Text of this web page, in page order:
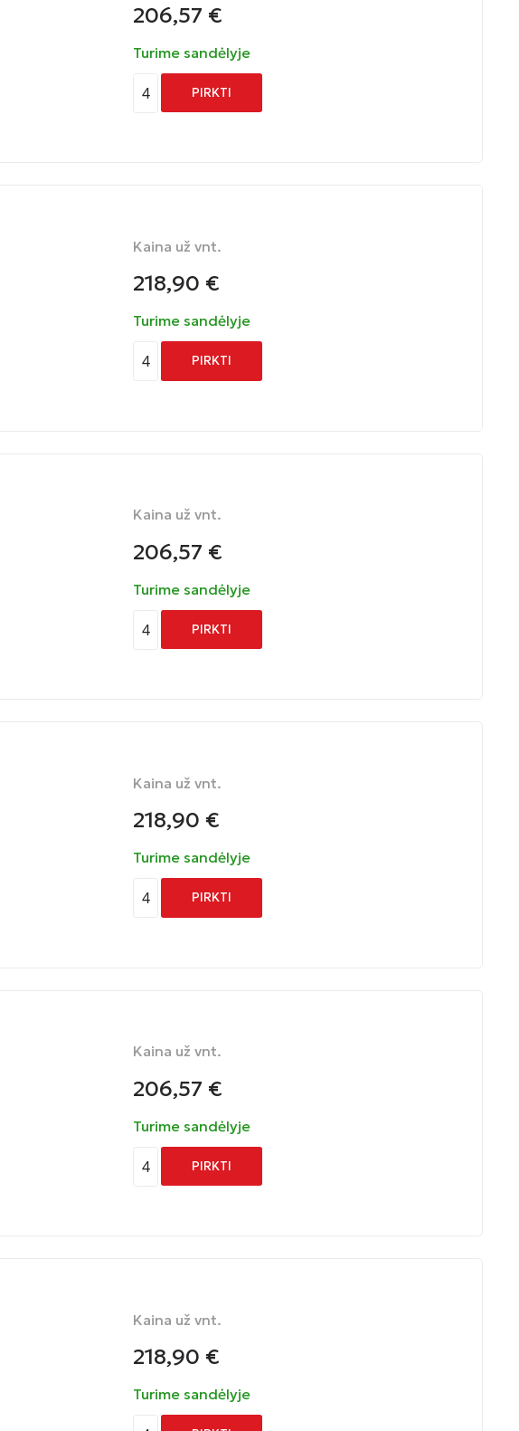
206,57 €
Turime sandėlyje
4 PIRKTI
Kaina už vnt.
218,90 €
Turime sandėlyje
4 PIRKTI
Kaina už vnt.
206,57 €
Turime sandėlyje
4 PIRKTI
Kaina už vnt.
218,90 €
Turime sandėlyje
4 PIRKTI
Kaina už vnt.
206,57 €
Turime sandėlyje
4 PIRKTI
Kaina už vnt.
218,90 €
Turime sandėlyje